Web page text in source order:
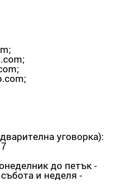
;
;
;
;
уговорка):
до петък -
и неделя -